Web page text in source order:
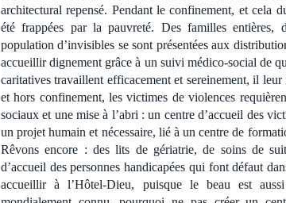
architectural repensé. Pendant le confinement, et cela
été frappées par la pauvreté. Des familles entières,
population d’invisibles se sont présentées aux
accueillir dignement grâce à un suivi médico-social de
caritatives travaillent efficacement et sereinement, il
et hors confinement, les victimes de violences
sociaux et une mise à l’abri : un centre d’accueil des
un projet humain et nécessaire, lié à un centre de
Rêvons encore : des lits de gériatrie, de soins de
d’accueil des personnes handicapées qui font défaut
accueillir à l’Hôtel-Dieu, puisque le beau est